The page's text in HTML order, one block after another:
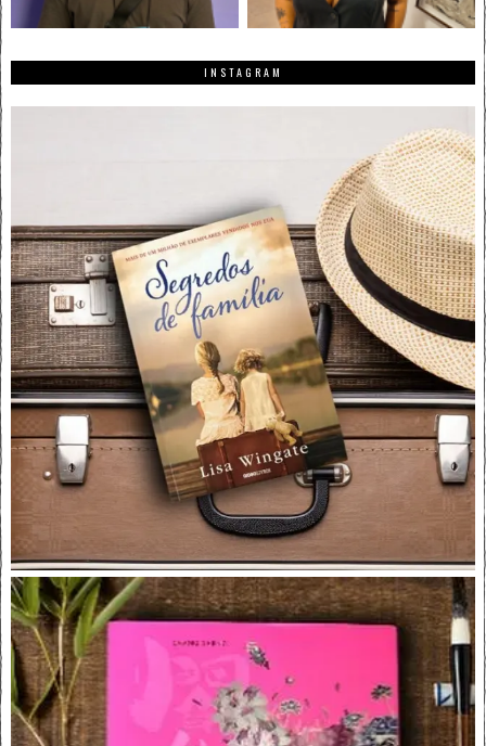
INSTAGRAM